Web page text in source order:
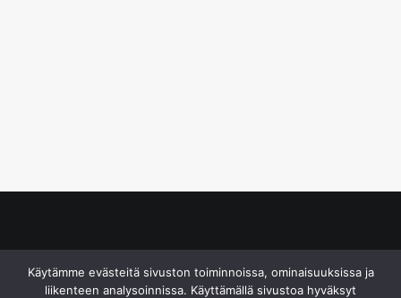
Käytämme evästeitä sivuston toiminnoissa, ominaisuuksissa ja
liikenteen analysoinnissa. Käyttämällä sivustoa hyväksyt